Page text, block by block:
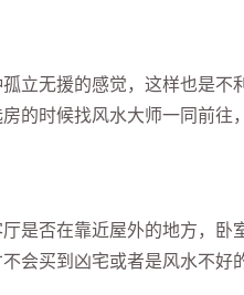
立无援的感觉，这样也是不
的时候找风水大师一同前往
是否在靠近屋外的地方，卧
会买到凶宅或者是风水不好